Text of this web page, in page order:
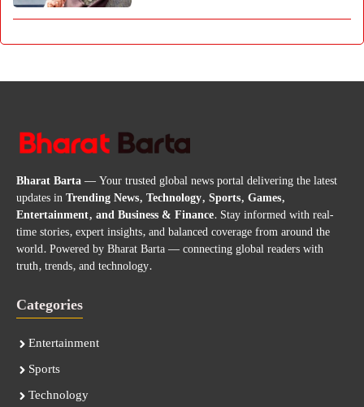
Bharat Barta— Your trusted global news portal delivering the latest
updates inTrending News, Technology, Sports, Games,
Entertainment, and Business & Finance. Stay informed with real-
time stories, expert insights, and balanced coverage from around the
world. Powered by Bharat Barta — connecting global readers with
truth, trends, and technology.
Categories
Entertainment
Sports
Technology